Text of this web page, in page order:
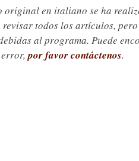
en italiano se ha
todos los artículos,
al programa. Puede
error,por favor contáctenos.